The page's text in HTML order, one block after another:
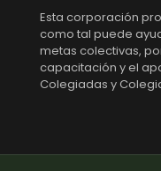
Esta corporación
como tal puede
metas colectivas,
capacitación y el
Colegiadas y